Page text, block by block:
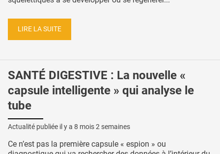
LIRE LA SUITE
SANTÉ DIGESTIVE : La nouvelle «
capsule intelligente » qui analyse le
tube
Actualité publiée il y a 8 mois 2 semaines
Ce n’est pas la première capsule « espion » ou